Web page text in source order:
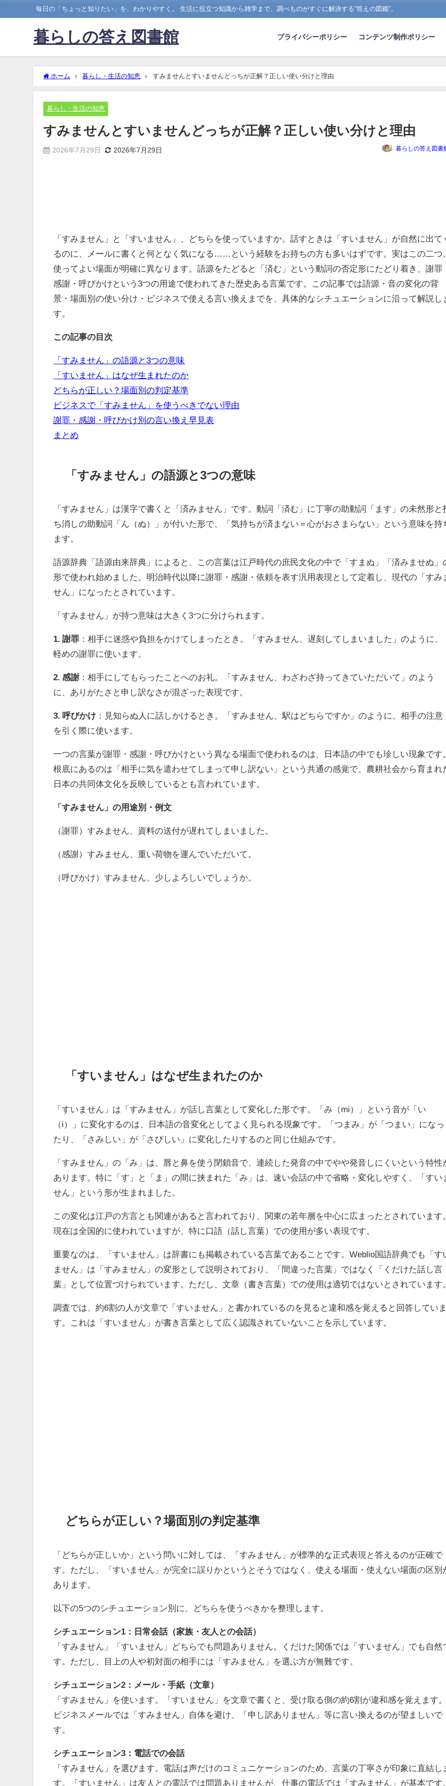
毎日の「ちょっと知りたい」を、わかりやすく。 生活に役立つ知識から雑学まで、調べものがすぐに解決する“答えの図鑑”。
暮らしの答え図書館 プライバシーポリシー コンテンツ制作ポリシー
ホーム 暮らし・生活の知恵 すみませんとすいませんどっちが正解？正しい使い分けと理由
暮らし・生活の知恵
すみませんとすいませんどっちが正解？正しい使い分けと理由
2026年7月29日 2026年7月29日 暮らしの答え図書
「すみません」と「すいません」、どちらを使っていますか。話すときは「すいません」が自然に出て
るのに、メールに書くと何となく気になる……という経験をお持ちの方も多いはずです。実はこの二つ
使ってよい場面が明確に異なります。語源をたどると「済む」という動詞の否定形にたどり着き、謝罪
感謝・呼びかけという3つの用途で使われてきた歴史ある言葉です。この記事では語源・音の変化の背
景・場面別の使い分け・ビジネスで使える言い換えまでを、具体的なシチュエーションに沿って解説し
す。
この記事の目次
「すみません」の語源と3つの意味
「すいません」はなぜ生まれたのか
どちらが正しい？場面別の判定基準
ビジネスで「すみません」を使うべきでない理由
謝罪・感謝・呼びかけ別の言い換え早見表
まとめ
「すみません」の語源と3つの意味
「すみません」は漢字で書くと「済みません」です。動詞「済む」に丁寧の助動詞「ます」の未然形と
ち消しの助動詞「ん（ぬ）」が付いた形で、「気持ちが済まない＝心がおさまらない」という意味を持
ます。
語源辞典「語源由来辞典」によると、この言葉は江戸時代の庶民文化の中で「すまぬ」「済みませぬ」
形で使われ始めました。明治時代以降に謝罪・感謝・依頼を表す汎用表現として定着し、現代の「すみ
せん」になったとされています。
「すみません」が持つ意味は大きく3つに分けられます。
1. 謝罪 ：相手に迷惑や負担をかけてしまったとき。「すみません、遅刻してしまいました」のように、
軽めの謝罪に使います。
2. 感謝：相手にしてもらったことへのお礼。「すみません、わざわざ持ってきていただいて」のよう
に、ありがたさと申し訳なさが混ざった表現です。
3. 呼びかけ ：見知らぬ人に話しかけるとき。「すみません、駅はどちらですか」のように、相手の注意
を引く際に使います。
一つの言葉が謝罪・感謝・呼びかけという異なる場面で使われるのは、日本語の中でも珍しい現象です
根底にあるのは「相手に気を遣わせてしまって申し訳ない」という共通の感覚で、農耕社会から育まれ
日本の共同体文化を反映しているとも言われています。
「すみません」の用途別・例文
（謝罪）すみません、資料の送付が遅れてしまいました。
（感謝）すみません、重い荷物を運んでいただいて。
（呼びかけ）すみません、少しよろしいでしょうか。
「すいません」はなぜ生まれたのか
「すいません」は「すみません」が話し言葉として変化した形です。「み（mi）」という音が「い
（i）」に変化するのは、日本語の音変化としてよく見られる現象です。「つまみ」が「つまい」になっ
たり、「さみしい」が「さびしい」に変化したりするのと同じ仕組みです。
「すみません」の「み」は、唇と鼻を使う閉鎖音で、連続した発音の中でやや発音しにくいという特性
あります。特に「す」と「ま」の間に挟まれた「み」は、速い会話の中で省略・変化しやすく、「すい
せん」という形が生まれました。
この変化は江戸の方言とも関連があると言われており、関東の若年層を中心に広まったとされています
現在は全国的に使われていますが、特に口語（話し言葉）での使用が多い表現です。
重要なのは、「すいません」は辞書にも掲載されている言葉であることです。Weblio国語辞典でも「す
ません」は「すみません」の変形として説明されており、「間違った言葉」ではなく「くだけた話し言
葉」として位置づけられています。ただし、文章（書き言葉）での使用は適切ではないとされています
調査では、約6割の人が文章で「すいません」と書かれているのを見ると違和感を覚えると回答していま
す。これは「すいません」が書き言葉として広く認識されていないことを示しています。
どちらが正しい？場面別の判定基準
「どちらが正しいか」という問いに対しては、「すみません」が標準的な正式表現と答えるのが正確で
す。ただし、「すいません」が完全に誤りかというとそうではなく、使える場面・使えない場面の区別
あります。
以下の5つのシチュエーション別に、どちらを使うべきかを整理します。
シチュエーション1：日常会話（家族・友人との会話）
「すみません」「すいません」どちらでも問題ありません。くだけた関係では「すいません」でも自然
す。ただし、目上の人や初対面の相手には「すみません」を選ぶ方が無難です。
シチュエーション2：メール・手紙（文章）
「すみません」を使います。「すいません」を文章で書くと、受け取る側の約6割が違和感を覚えます。
ビジネスメールでは「すみません」自体を避け、「申し訳ありません」等に言い換えるのが望ましいで
す。
シチュエーション3：電話での会話
「すみません」を選びます。電話は声だけのコミュニケーションのため、言葉の丁寧さが印象に直結し
す。「すいません」は友人との電話では問題ありませんが、仕事の電話では「すみません」が基本です